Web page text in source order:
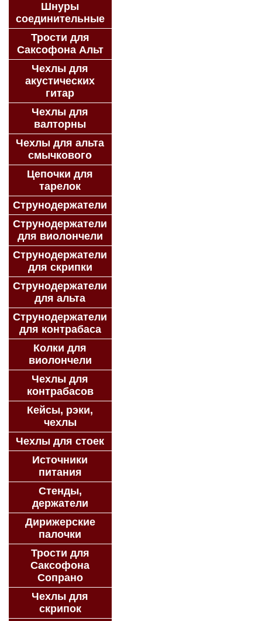
Шнуры
соединительные
Трости для
Саксофона Альт
Чехлы для
акустических
гитар
Чехлы для
валторны
Чехлы для альта
смычкового
Цепочки для
тарелок
Струнодержатели
Струнодержатели
для виолончели
Струнодержатели
для скрипки
Струнодержатели
для альта
Струнодержатели
для контрабаса
Колки для
виолончели
Чехлы для
контрабасов
Кейсы, рэки,
чехлы
Чехлы для стоек
Источники
питания
Стенды,
держатели
Дирижерские
палочки
Трости для
Саксофона
Сопрано
Чехлы для
скрипок